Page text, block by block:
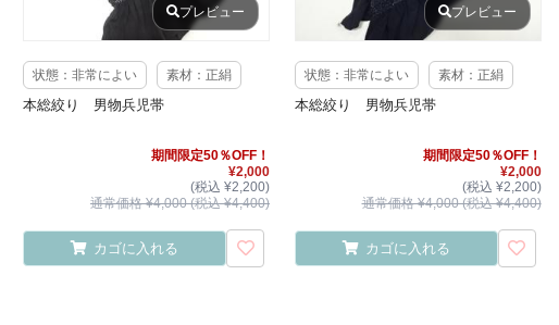
プレビュー
状態：非常によい 素材：正絹
本総絞り 男物兵児帯
期間限定50％OFF！
¥2,000
(税込 ¥2,200)
通常価格 ¥4,000 (税込 ¥4,400)
カゴに入れる
プレビュー
状態：非常によい 素材：正絹
本総絞り 男物兵児帯
期間限定50％OFF！
¥2,000
(税込 ¥2,200)
通常価格 ¥4,000 (税込 ¥4,400)
カゴに入れる